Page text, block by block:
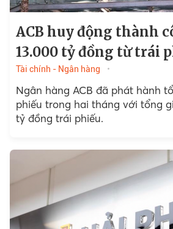
ACB huy động thành
13.000 tỷ đồng từ trái
Tài chính - Ngân hàng
Ngân hàng ACB đã phát hành
phiếu trong hai tháng với tổng
tỷ đồng trái phiếu.